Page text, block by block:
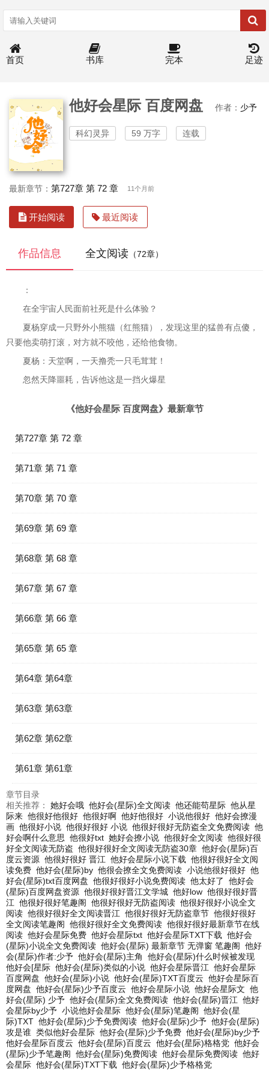
首页 书库 完本 足迹
他好会星际 百度网盘 作者： 少予
科幻灵异 59 万字 连载
最新章节： 第727章 第 72 章 11个月前
开始阅读 最近阅读
作品信息 全文阅读 （72章）
：
在全宇宙人民面前社死是什么体验？
夏杨穿成一只野外小熊猫（红熊猫），发现这里的猛兽有点傻，
只要他卖萌打滚，对方就不咬他，还给他食物。
夏杨：天堂啊，一天撸秃一只毛茸茸！
忽然天降噩耗，告诉他这是一挡火爆星
《他好会星际 百度网盘》最新章节
第727章 第 72 章
第71章 第 71 章
第70章 第 70 章
第69章 第 69 章
第68章 第 68 章
第67章 第 67 章
第66章 第 66 章
第65章 第 65 章
第64章 第64章
第63章 第63章
第62章 第62章
第61章 第61章
章节目录
相关推荐： 她好会哦 他好会(星际)全文阅读 他还能苟星际 他从星
际来 他很好他很好 他很好啊 他好他很好 小说他很好 他好会撩漫
画 他很好小说 他很好很好 小说 他很好很好无防盗全文免费阅读 他
好会啊什么意思 他很好txt 她好会撩小说 他很好全文阅读 他很好很
好全文阅读无防盗 他很好很好全文阅读无防盗30章 他好会(星际)百
度云资源 他很好很好 晋江 他好会星际小说下载 他很好很好全文阅
读免费 他好会(星际)by 他很会撩全文免费阅读 小说他很好很好 他
好会(星际)txt百度网盘 他很好很好小说免费阅读 他太好了
他好会
(星际)百度网盘资源 他很好很好晋江文学城 他好low 他很好很好晋
江 他很好很好笔趣阁 他很好很好无防盗阅读 他很好很好小说全文
阅读 他很好很好全文阅读晋江 他很好很好无防盗章节 他很好很好
全文阅读笔趣阁 他很好很好全文免费阅读 他很好很好最新章节在线
阅读 他好会星际免费 他好会星际txt 他好会星际TXT下载 他好会
(星际)小说全文免费阅读 他好会(星际) 最新章节 无弹窗 笔趣阁 他好
会(星际)作者:少予 他好会(星际)主角
他好会(星际)什么时候被发现
他好会[星际 他好会(星际)类似的小说 他好会星际晋江 他好会星际
百度网盘 他好会(星际)小说 他好会(星际)TXT百度云 他好会星际百
度网盘 他好会(星际)少予百度云 他好会星际小说 他好会星际文 他
好会(星际) 少予 他好会(星际)全文免费阅读 他好会(星际)晋江 他好
会星际by少予 小说他好会星际 他好会(星际)笔趣阁 他好会(星
际)TXT 他好会(星际)少予免费阅读 他好会(星际)少予 他好会(星际)
攻是谁 类似他好会星际 他好会(星际)少予免费 他好会(星际)by少予
他好会星际百度云 他好会(星际)百度云 他好会(星际)格格党 他好会
(星际)少予笔趣阁 他好会(星际)免费阅读 他好会星际免费阅读 他好
会星际 他好会(星际)TXT下载 他好会(星际)少予格格党